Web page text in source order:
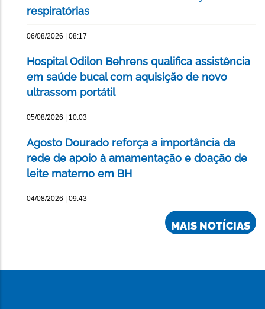
respiratórias
06/08/2026 | 08:17
Hospital Odilon Behrens qualifica assistência
em saúde bucal com aquisição de novo
ultrassom portátil
05/08/2026 | 10:03
Agosto Dourado reforça a importância da
rede de apoio à amamentação e doação de
leite materno em BH
04/08/2026 | 09:43
MAIS NOTÍCIAS